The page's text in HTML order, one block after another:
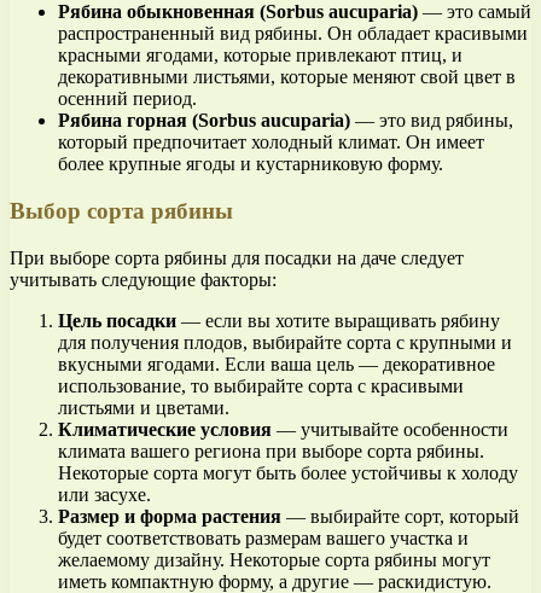
Рябина обыкновенная (Sorbus aucuparia) — это самый
распространенный вид рябины. Он обладает красивыми
красными ягодами, которые привлекают птиц, и
декоративными листьями, которые меняют свой цвет в
осенний период.
Рябина горная (Sorbus aucuparia) — это вид рябины,
который предпочитает холодный климат. Он имеет
более крупные ягоды и кустарниковую форму.
Выбор сорта рябины
При выборе сорта рябины для посадки на даче следует
учитывать следующие факторы:
Цель посадки — если вы хотите выращивать рябину
для получения плодов, выбирайте сорта с крупными и
вкусными ягодами. Если ваша цель — декоративное
использование, то выбирайте сорта с красивыми
листьями и цветами.
Климатические условия — учитывайте особенности
климата вашего региона при выборе сорта рябины.
Некоторые сорта могут быть более устойчивы к холоду
или засухе.
Размер и форма растения — выбирайте сорт, который
будет соответствовать размерам вашего участка и
желаемому дизайну. Некоторые сорта рябины могут
иметь компактную форму, а другие — раскидистую.